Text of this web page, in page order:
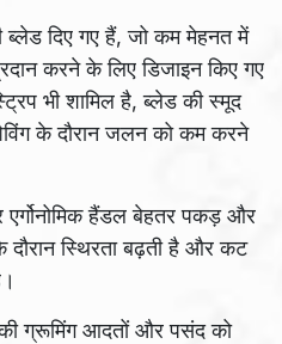
ब्लेड दिए गए हैं, जो कम मेहनत में
करने के लिए डिजाइन किए गए
भी शामिल है, ब्लेड की स्मूद
के दौरान जलन को कम करने
हैंडल बेहतर पकड़ और
स्थिरता बढ़ती है और कट
की ग्रूमिंग आदतों और पसंद को